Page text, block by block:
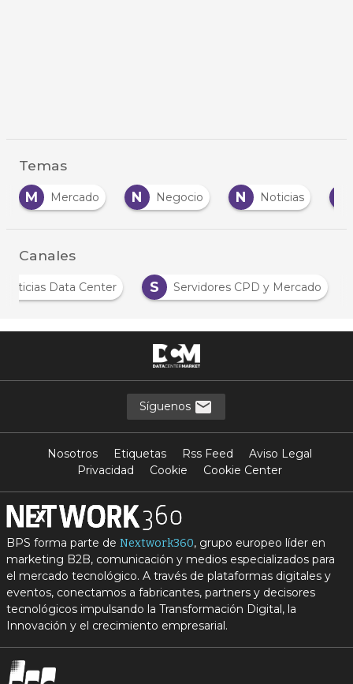
Temas
M
Mercado N Negocio N Noticias
Canales
Noticias Data Center S Servidores CPD y Mercado
Síguenos
Nosotros Etiquetas Rss Feed
Aviso Legal
Privacidad
Cookie Cookie Center
BPS forma parte de Nextwork360, grupo europeo líder en
marketing B2B, comunicación y medios especializados para
el mercado tecnológico. A través de plataformas digitales y
eventos, conectamos a fabricantes, partners y decisores
tecnológicos impulsando la Transformación Digital, la
Innovación y el crecimiento empresarial.